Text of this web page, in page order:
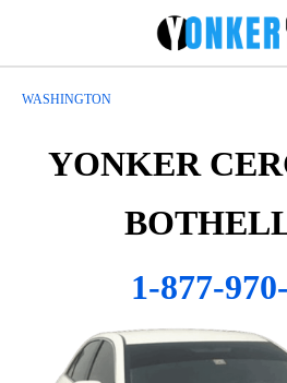
WASHINGTON
YONKER
1-877-